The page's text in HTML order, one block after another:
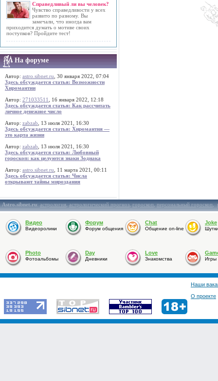
Справедливый ли вы человек?
Чувство справедливости у всех
развито по разному. Вы
замечали, что иногда вам
приходится думать о мотиве своих
поступков? Пройдите тест!
На форуме
Автор: astro.sibnet.ru , 30 января 2022, 07:04
Здесь обсуждается статья: Возможности
Хиромантии
Автор: 271033511
, 16 января 2022, 12:18
Здесь обсуждается статья: Как рассчитать
личное денежное число
Автор: zabzab , 13 июля 2021, 16:30
Здесь обсуждается статья: Хиромантия —
это карта жизни
Автор: zabzab , 13 июля 2021, 16:30
Здесь обсуждается статья: Любовный
гороскоп: как целуются знаки Зодиака
Автор: astro.sibnet.ru , 11 марта 2021, 00:11
Здесь обсуждается статья: Числа
открывают тайны мироздания
Astro.sibnet.ru:астрология,астрологический прогноз,гороскоп,персональный гороскоп,
Видео
Видеоролики
Форум
Форум общения
Chat
Общение on-line
Joke
Photo
Фотоальбомы
Day
Дневники
Love
Знакомства Игры
Наши
О проекте